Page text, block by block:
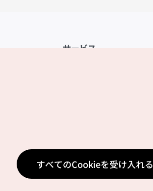
書籍
サービス
位置情報サービス利用規約
個人位置情報取扱いポリシー
すべてのCookieを受け入れる